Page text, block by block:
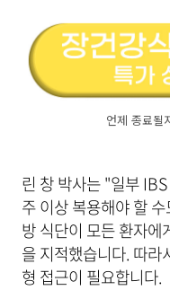
언제 종료될
린 창 박사는 "일부
주 이상 복용해야 할
방 식단이 모든 환자
을 지적했습니다. 따라
형 접근이 필요합니다.